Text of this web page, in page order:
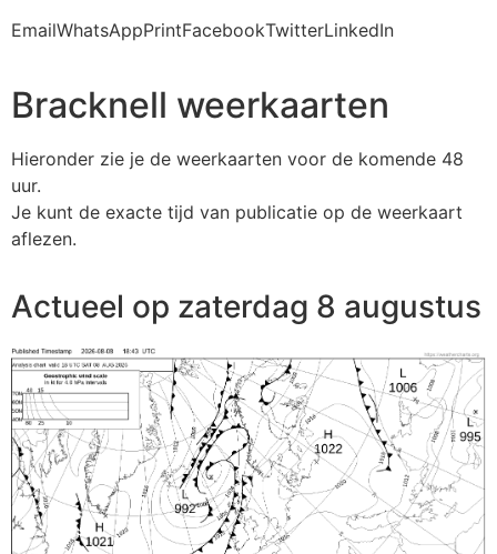
EmailWhatsAppPrintFacebookTwitterLinkedIn
Bracknell weerkaarten
Hieronder zie je de weerkaarten voor de komende 48
uur.
Je kunt de exacte tijd van publicatie op de weerkaart
aflezen.
Actueel op zaterdag 8 augustus